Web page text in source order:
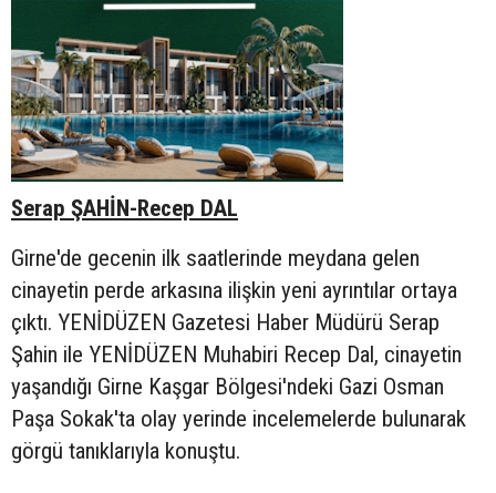
Serap ŞAHİN-Recep DAL
Girne'de gecenin ilk saatlerinde meydana gelen
cinayetin perde arkasına ilişkin yeni ayrıntılar ortaya
çıktı. YENİDÜZEN Gazetesi Haber Müdürü Serap
Şahin ile YENİDÜZEN Muhabiri Recep Dal, cinayetin
yaşandığı Girne Kaşgar Bölgesi'ndeki Gazi Osman
Paşa Sokak'ta olay yerinde incelemelerde bulunarak
görgü tanıklarıyla konuştu.